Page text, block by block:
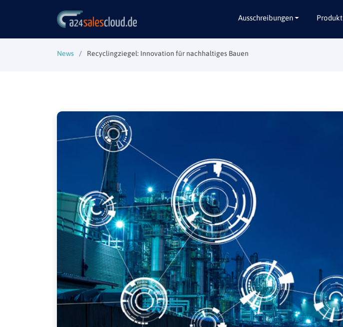
Ausschreibungen
Alle Bundesländer
Hessen
Mecklenburg-Vorpommern
Niedersachsen
Nordrhein-Westfalen
Rheinland-Pfalz
Saarland
Sachsen
Sachsen-Anhalt
Schleswig-Holstein
Thüringen
Produkt
News Recyclingziegel: Innovation für nachhaltiges Bauen